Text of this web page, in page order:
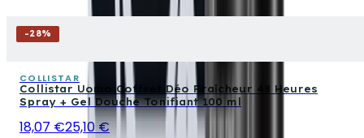
-28%
COLLISTAR
Collistar Uomo Coffret Déo Fraîcheur 48 Heures
Spray + Gel Douche Tonifiant 100 ml
18,07 €25,10 €